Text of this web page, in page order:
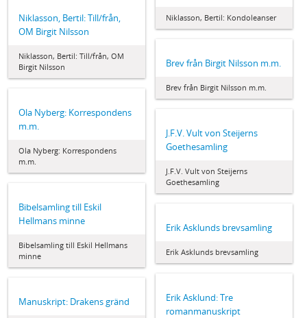
Niklasson, Bertil: Kondoleanser
Niklasson, Bertil: Till/från,
OM Birgit Nilsson
Niklasson, Bertil: Till/från, OM
Birgit Nilsson
Brev från Birgit Nilsson m.m.
Brev från Birgit Nilsson m.m.
Ola Nyberg: Korrespondens
m.m.
Ola Nyberg: Korrespondens
m.m.
J.F.V. Vult von Steijerns
Goethesamling
J.F.V. Vult von Steijerns
Goethesamling
Bibelsamling till Eskil
Hellmans minne
Bibelsamling till Eskil Hellmans
minne
Erik Asklunds brevsamling
Erik Asklunds brevsamling
Erik Asklund: Tre
romanmanuskript
Manuskript: Drakens gränd